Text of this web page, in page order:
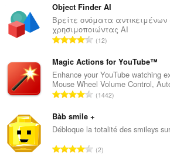
α
θ
μ
ο
λ
ο
γ
ή
ε
ω
:
ν
ο
λ
ο
α
θ
μ
ο
λ
ο
ή
Object Finder AI
Βρείτε ονόματα αντικειμένων
χρησιμοποιώντας AI
Σ
ν
ο
λ
ο
α
θ
μ
ο
12
Magic Actions for YouTube™
Enhance your YouTube watching
Mouse Wheel Volume Control,
Σ
ν
ο
ο
1442
Bàb smile +
Débloque la totalité des smileys
Σ2